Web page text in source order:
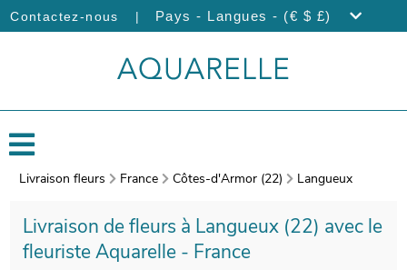
Contactez-nous | Pays - Langues - (€ $ £)
Livraison fleurs France Côtes-d'Armor (22) Langueux
Livraison de fleurs à Langueux (22) avec le
fleuriste Aquarelle - France